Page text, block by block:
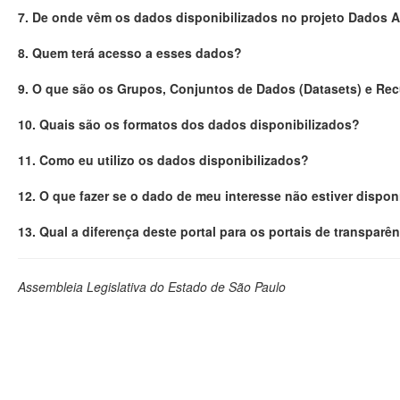
7. De onde vêm os dados disponibilizados no projeto Dados
8. Quem terá acesso a esses dados?
9. O que são os Grupos, Conjuntos de Dados (Datasets) e
10. Quais são os formatos dos dados disponibilizados?
11. Como eu utilizo os dados disponibilizados?
12. O que fazer se o dado de meu interesse não estiver
13. Qual a diferença deste portal para os portais de
Assembleia Legislativa do Estado de São Paulo